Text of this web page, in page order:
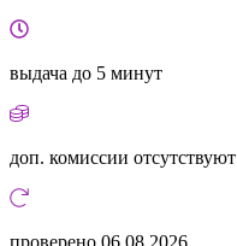
выдача до 5 минут
доп. комиссии отсутствуют
проверено 06.08.2026